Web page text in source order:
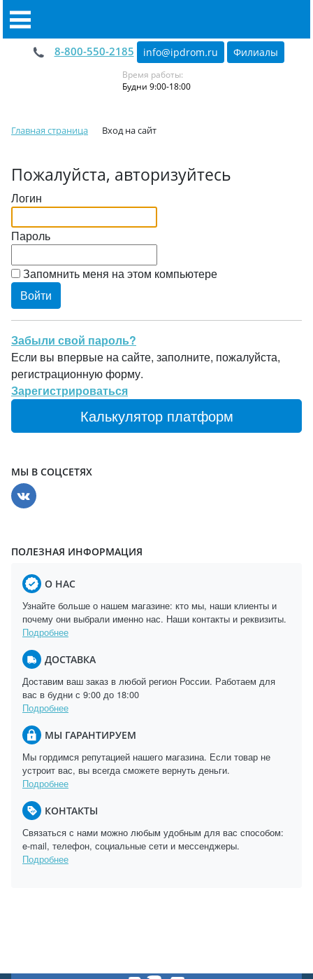
8-800-550-2185 info@ipdrom.ru Филиалы
Время работы:
Будни 9:00-18:00
Главная страница Вход на сайт
Пожалуйста, авторизуйтесь
Логин
Пароль
Запомнить меня на этом компьютере
Забыли свой пароль?
Если вы впервые на сайте, заполните, пожалуйста,
регистрационную форму.
Зарегистрироваться
Калькулятор платформ
МЫ В СОЦСЕТЯХ
ПОЛЕЗНАЯ ИНФОРМАЦИЯ
О НАС
Узнайте больше о нашем магазине: кто мы, наши клиенты и
почему они выбрали именно нас. Наши контакты и реквизиты.
Подробнее
ДОСТАВКА
Доставим ваш заказ в любой регион России. Работаем для
вас в будни с 9:00 до 18:00
Подробнее
МЫ ГАРАНТИРУЕМ
Мы гордимся репутацией нашего магазина. Если товар не
устроит вас, вы всегда сможете вернуть деньги.
Подробнее
КОНТАКТЫ
Связаться с нами можно любым удобным для вас способом:
e-mail, телефон, социальные сети и мессенджеры.
Подробнее